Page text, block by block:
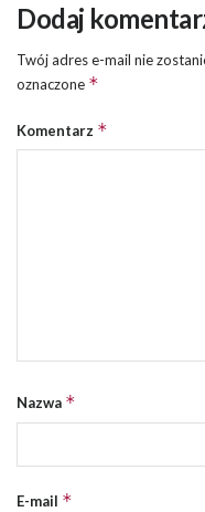
Dodaj
Twój adres e-mail nie
oznaczone *
Komentarz *
Nazwa *
E-mail *